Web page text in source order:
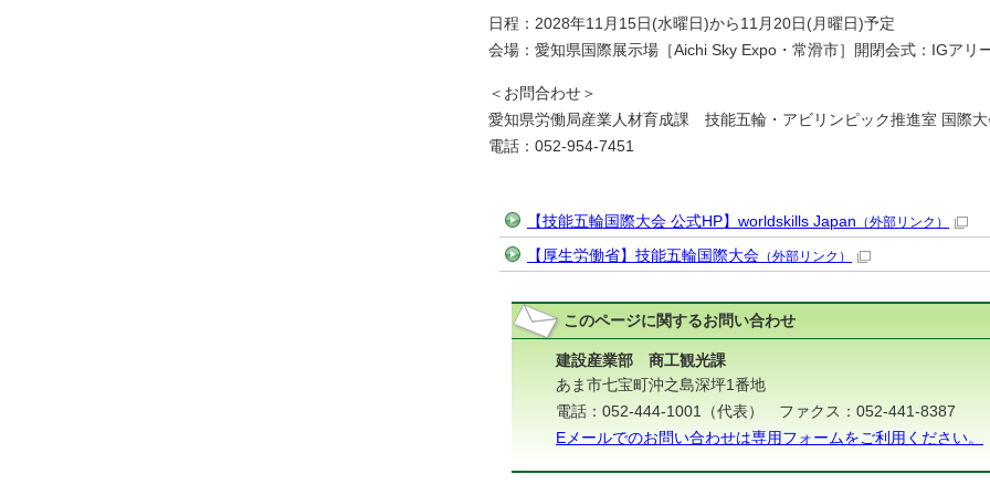
日程：2028年11月15日(水曜日)から11月20日(月曜日)予定
会場：愛知県国際展示場［Aichi Sky Expo・常滑市］開閉会式：IGアリ
＜お問合わせ＞
愛知県労働局産業人材育成課 技能五輪・アビリンピック推進室 国際
電話：052-954-7451
【技能五輪国際大会 公式HP】worldskills Japan （外部リンク）
【厚生労働省】技能五輪国際大会 （外部リンク）
このページに関するお問い合わせ
建設産業部 商工観光課
あま市七宝町沖之島深坪1番地
電話：052-444-1001（代表） ファクス：052-441-8387
Eメールでのお問い合わせは専用フォームをご利用ください。